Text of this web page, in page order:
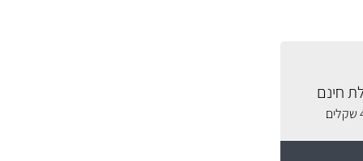
חינם